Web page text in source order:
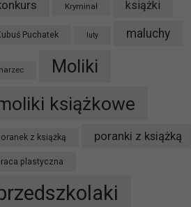
Kryminał książki
Puchatek luty maluchy
Moliki
książkowe
z książką poranki z książką
plastyczna